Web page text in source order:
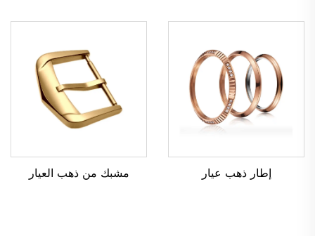
إطار ذهب عيار مشبك من ذهب العيار